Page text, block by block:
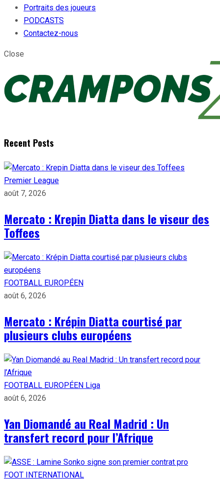
Portraits des joueurs
PODCASTS
Contactez-nous
Close
Recent Posts
Premier League
août 7, 2026
Mercato : Krepin Diatta dans le viseur des
Toffees
FOOTBALL EUROPÉEN
août 6, 2026
Mercato : Krépin Diatta courtisé par
plusieurs clubs européens
FOOTBALL EUROPÉEN Liga
août 6, 2026
Yan Diomandé au Real Madrid : Un
transfert record pour l’Afrique
FOOT INTERNATIONAL